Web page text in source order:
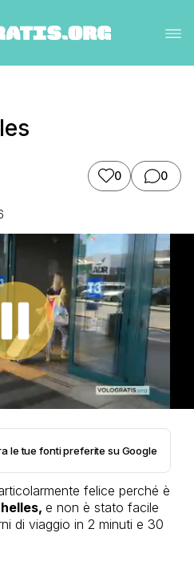
0 0
le tue fonti preferite su Google
felice perché è
e non è stato facile
di viaggio in 2 minuti e 30